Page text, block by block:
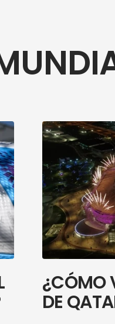
¿CÓMO
DE